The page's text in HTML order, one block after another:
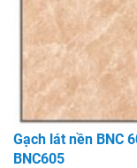
Gạch lát nền BNC
BNC605